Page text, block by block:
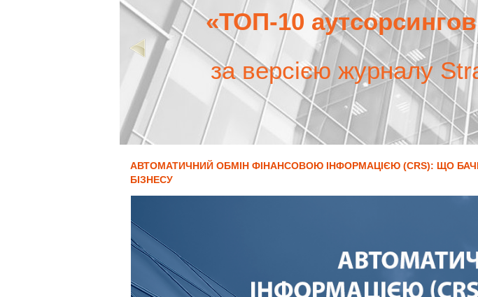
«ТОП-10
за версією журналу
АВТОМАТИЧНИЙ ОБМІН ФІНАНСОВОЮ ІНФОРМАЦІЄЮ (CRS): ЩО
БІЗНЕСУ